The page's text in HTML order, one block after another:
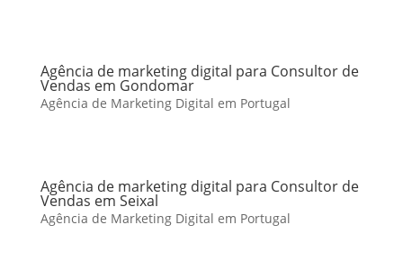
Agência de marketing digital para Consultor de
Vendas em Gondomar
Agência de Marketing Digital em Portugal
Agência de marketing digital para Consultor de
Vendas em Seixal
Agência de Marketing Digital em Portugal